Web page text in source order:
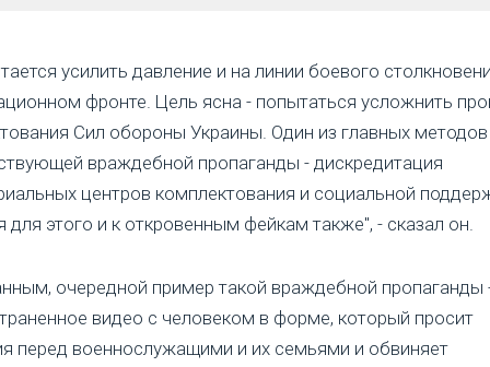
усилить давление и на линии боевого
фронте. Цель ясна - попытаться усложнить
Сил обороны Украины. Один из главных методов
враждебной пропаганды - дискредитация
центров комплектования и социальной
для этого и к откровенным фейкам также", - сказал он.
очередной пример такой враждебной пропаганды
видео с человеком в форме, который просит
перед военнослужащими и их семьями и обвиняет